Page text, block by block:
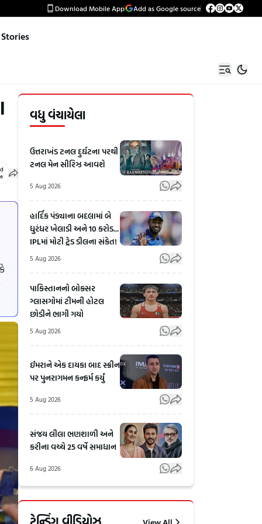
Download Mobile App Add as Google source
વધુ વંચાયેલા
ઉત્તરાખંડ ટનલ દુર્ઘટના પરથી
ટનલ મેન સીરિઝ આવશે
5 Aug 2026
હાર્દિક પંડ્યાના બદલામાં બે
ધુરંધર ખેલાડી અને 10 કરોડ...
IPLમાં મોટી ટ્રેડ ડીલના સંકેત!
5 Aug 2026
પાકિસ્તાનનો બોક્સર
ગ્લાસગોમાં ટીમની હોટલ
છોડીને ભાગી ગયો
5 Aug 2026
ઈમરાને એક દાયકા બાદ સ્ક્રીન
પર પુનરાગમન કન્ફર્મ કર્યું
5 Aug 2026
સંજય લીલા ભણશાળી અને
કરીના વચ્ચે 25 વર્ષે સમાધાન
6 Aug 2026
₹4200
કરોડના ખર્ચે
ઝાંસી-
કાનપુર